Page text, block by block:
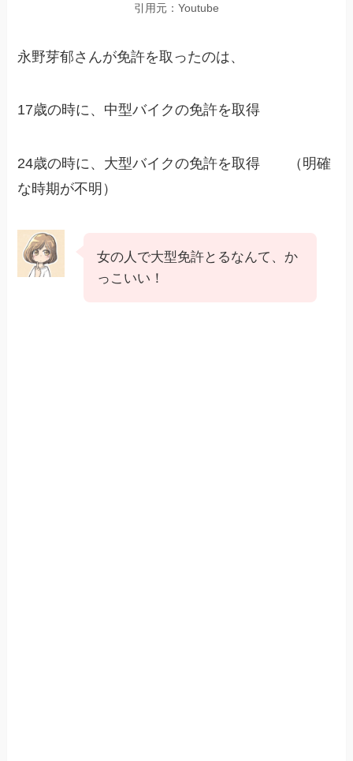
引用元：Youtube
永野芽郁さんが免許を取ったのは、
17歳の時に、中型バイクの免許を取得
24歳の時に、大型バイクの免許を取得 （明確
な時期が不明）
女の人で大型免許とるなんて、か
っこいい！